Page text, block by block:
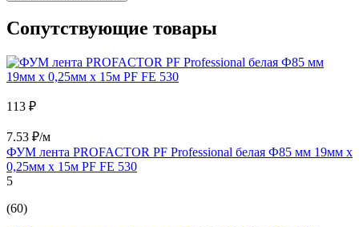
Сопутствующие товары
113 ₽
7.53 ₽/м
ФУМ лента PROFACTOR PF Professional белая Ф85 мм 19мм х
0,25мм х 15м PF FE 530
5
(60)